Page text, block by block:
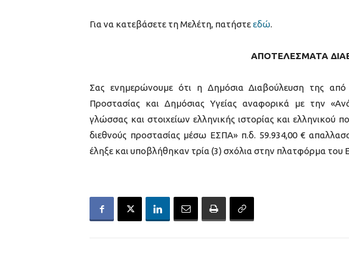
Για να κατεβάσετε τη Μελέτη, πατήστεεδώ.
ΑΠΟΤΕΛΕΣΜΑΤΑ
Σας ενημερώνουμε ότι η Δημόσια Διαβούλευση της από
Προστασίας και Δημόσιας Υγείας αναφορικά με την
γλώσσας και στοιχείων ελληνικής ιστορίας και ελληνικού
διεθνούς προστασίας μέσω ΕΣΠΑ» π.δ. 59.934,00 €
έληξε και υποβλήθηκαν τρία (3) σχόλια στην πλατφόρμα